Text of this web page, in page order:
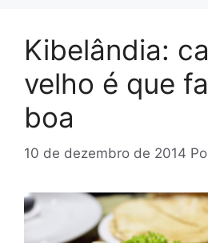
Kibelândia:
velho é que
boa
10 de dezembro de 2014